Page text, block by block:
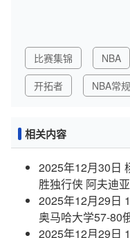
比赛集锦 NBA
开拓者
NBA常
相关内容
2025年12月30日
胜独行侠 阿夫迪
2025年12月29日
奥马哈大学57-80
2025年12月29日